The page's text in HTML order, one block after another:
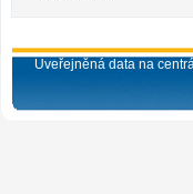
Uveřejněná data na